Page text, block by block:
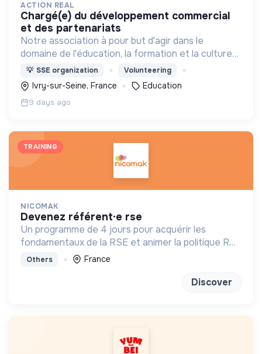
ACTION REAL
chargé(e) du développement commercial
et des partenariats
Notre association à pour but d'agir dans le
domaine de l'éducation, la formation et la culture
dans des milieux défavorisés
💡 SSE organization Volunteering
Ivry-sur-Seine, France Education
9 days ago
TRAINING
NICOMAK
devenez référent·e rse
Un programme de 4 jours pour acquérir les
fondamentaux de la RSE et animer la politique RSE
de son entreprise.
Others France
Discover